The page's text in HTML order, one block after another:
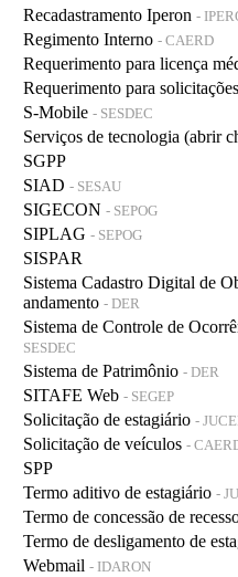
Recadastramento Iperon -
Regimento Interno - CAERD
Requerimento para licença
Requerimento para solicitações
S-Mobile - SESDEC
Serviços de tecnologia (abrir
SGPP
SIAD - SESAU
SIGECON - SEPOG
SIPLAG - SEPOG
SISPAR
Sistema Cadastro Digital de
andamento - DER
Sistema de Controle de
SESDEC
Sistema de Patrimônio - DER
SITAFE Web - SEGEP
Solicitação de estagiário -
Solicitação de veículos -
SPP
Termo aditivo de estagiário -
Termo de concessão de
Termo de desligamento de
Webmail - IDARON